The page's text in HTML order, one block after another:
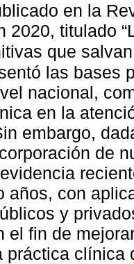
en la
2020, titulado
que
las bases
nacional,
en la
embargo,
de
años, con
y
el fin de
práctica clínica